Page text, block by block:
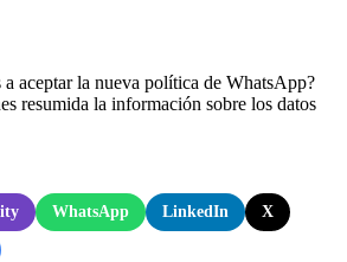
aceptar la nueva política de WhatsApp?
resumida la información sobre los datos
WhatsApp LinkedIn X